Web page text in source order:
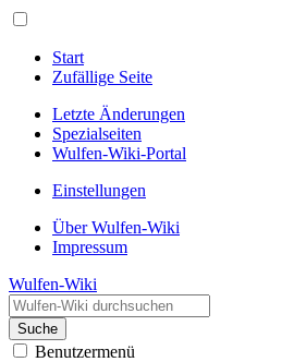
Start
Zufällige Seite
Letzte Änderungen
Spezialseiten
Wulfen-Wiki-Portal
Einstellungen
Über Wulfen-Wiki
Impressum
Wulfen-Wiki
Suche
Benutzermenü